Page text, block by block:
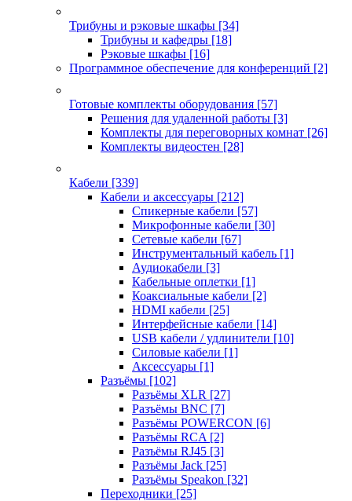
Трибуны и рэковые шкафы [34]
Трибуны и кафедры [18]
Рэковые шкафы [16]
Программное обеспечение для конференций [2]
Готовые комплекты оборудования [57]
Решения для удаленной работы [3]
Комплекты для переговорных комнат [26]
Комплекты видеостен [28]
Кабели [339]
Кабели и аксессуары [212]
Спикерные кабели [57]
Микрофонные кабели [30]
Сетевые кабели [67]
Инструментальный кабель [1]
Аудиокабели [3]
Кабельные оплетки [1]
Коаксиальные кабели [2]
HDMI кабели [25]
Интерфейсные кабели [14]
USB кабели / удлинители [10]
Силовые кабели [1]
Аксессуары [1]
Разъёмы [102]
Разъёмы XLR [27]
Разъёмы BNC [7]
Разъёмы POWERCON [6]
Разъёмы RCA [2]
Разъёмы RJ45 [3]
Разъёмы Jack [25]
Разъёмы Speakon [32]
Переходники [25]